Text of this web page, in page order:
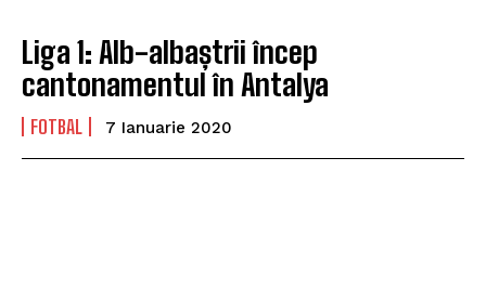
Liga 1: Alb-albaștrii încep
cantonamentul în Antalya
FOTBAL 7 Ianuarie 2020